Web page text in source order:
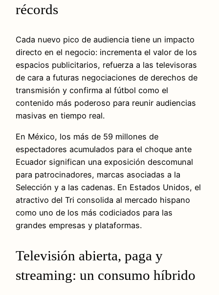
récords
Cada nuevo pico de audiencia tiene un impacto
directo en el negocio: incrementa el valor de los
espacios publicitarios, refuerza a las televisoras
de cara a futuras negociaciones de derechos de
transmisión y confirma al fútbol como el
contenido más poderoso para reunir audiencias
masivas en tiempo real.
En México, los más de 59 millones de
espectadores acumulados para el choque ante
Ecuador significan una exposición descomunal
para patrocinadores, marcas asociadas a la
Selección y a las cadenas. En Estados Unidos, el
atractivo del Tri consolida al mercado hispano
como uno de los más codiciados para las
grandes empresas y plataformas.
Televisión abierta, paga y
streaming: un consumo híbrido